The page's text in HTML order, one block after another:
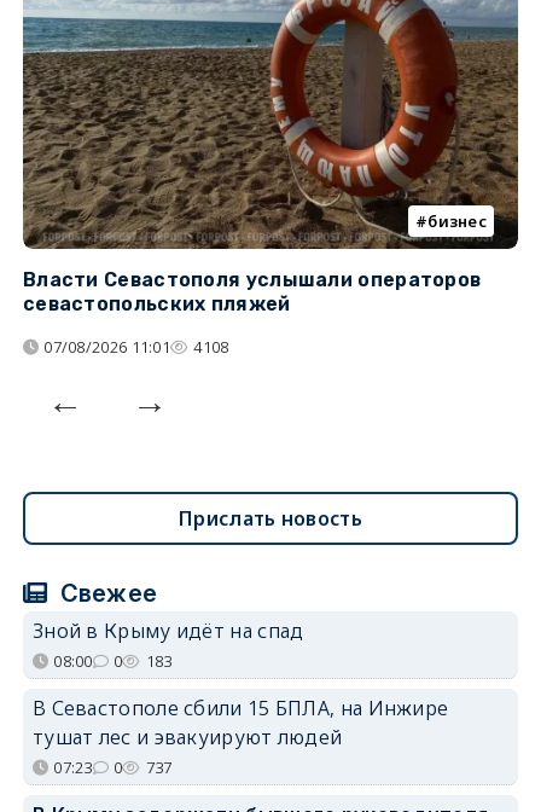
бизнес
Власти Севастополя услышали операторов
севастопольских пляжей
07/08/2026 11:01 4108
Прислать новость
Свежее
Зной в Крыму идёт на спад
08:00 0 183
В Севастополе сбили 15 БПЛА, на Инжире
тушат лес и эвакуируют людей
07:23 0 737